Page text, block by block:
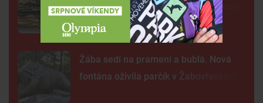
Lékaři vyšetřili 700 let starou madonu
Žába sedí na prameni a bublá. Nová
fontána oživila parčík v Žabovřeskách